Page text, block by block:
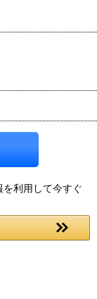
利用して今すぐ